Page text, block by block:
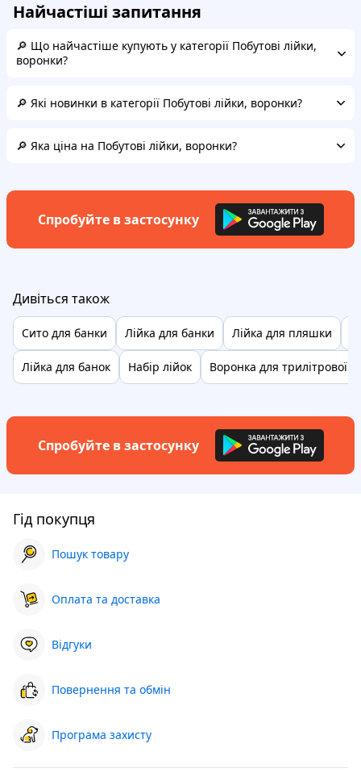
Найчастіші запитання
🔎 Що найчастіше купують у категорії Побутові лійки,
воронки?
🔎 Які новинки в категорії Побутові лійки, воронки?
🔎 Яка ціна на Побутові лійки, воронки?
Спробуйте в застосунку
Дивіться також
Сито для банки Лійка для банки Лійка для пляшки
Лійка для банок Набір лійок Воронка для трилітрової
Спробуйте в застосунку
Гід покупця
Пошук товару
Оплата та доставка
Відгуки
Повернення та обмін
Програма захисту